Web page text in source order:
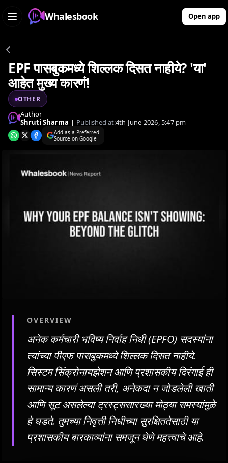
Whalesbook Open app
EPF पासबुकमध्ये शिल्लक दिसत नाहीये? 'या'
आहेत मुख्य कारणं!
OTHER
Author
Shruti Sharma | Published at:4th June 2026, 5:47 pm
Add as a Preferred
Source on Google
OVERVIEW
अनेक कर्मचारी भविष्य निर्वाह निधी (EPFO) सदस्यांना
त्यांच्या पीएफ पासबुकमध्ये शिल्लक दिसत नाहीये.
सिस्टम सिंक्रोनायझेशन आणि प्रशासकीय दिरंगाई ही
सामान्य कारणं असली तरी, अनेकदा न जोडलेली खाती
आणि सूट असलेल्या ट्रस्ट्ससारख्या मोठ्या समस्यांमुळे
हे घडते. तुमच्या निवृत्ती निधीच्या सुरक्षिततेसाठी या
प्रशासकीय बारकाव्यांना समजून घेणे महत्त्वाचे आहे.